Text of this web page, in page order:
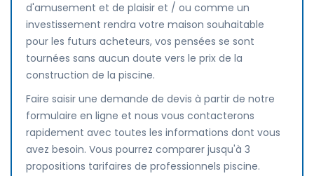
d'amusement et de plaisir et / ou comme un
investissement rendra votre maison souhaitable
pour les futurs acheteurs, vos pensées se sont
tournées sans aucun doute vers le prix de la
construction de la piscine.
Faire saisir une demande de devis à partir de notre
formulaire en ligne et nous vous contacterons
rapidement avec toutes les informations dont vous
avez besoin. Vous pourrez comparer jusqu'à 3
propositions tarifaires de professionnels piscine.